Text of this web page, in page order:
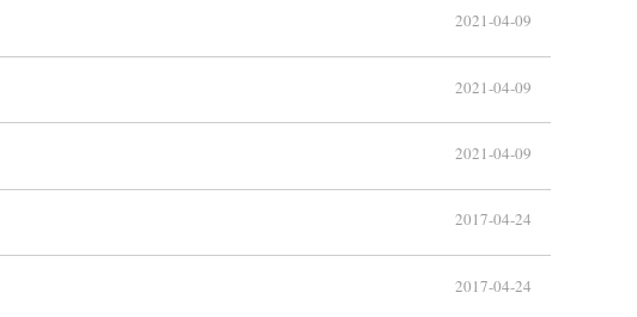
2021-04-09
2021-04-09
2021-04-09
2017-04-24
2017-04-24